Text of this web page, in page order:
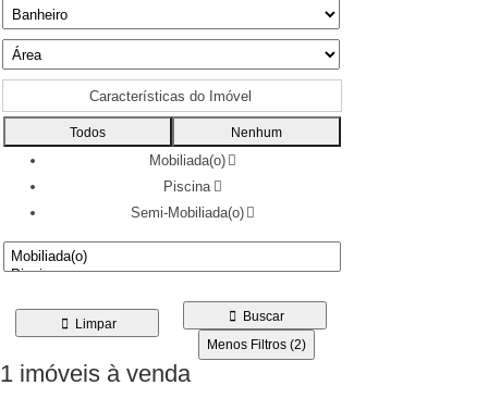
Características do Imóvel
Todos Nenhum
Mobiliada(o)
Piscina
Semi-Mobiliada(o)
Buscar
Limpar
Menos Filtros (2)
1 imóveis à venda